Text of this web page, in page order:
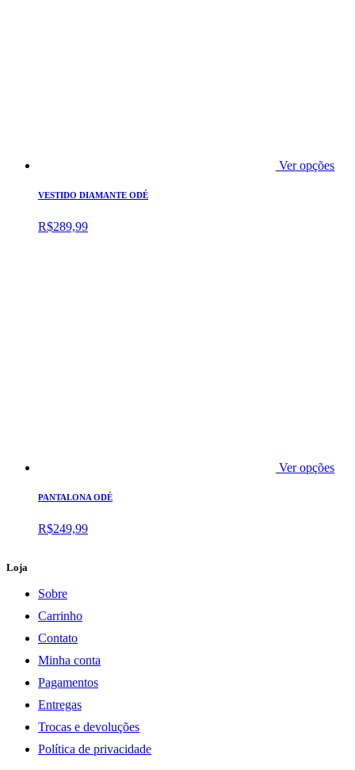
Ver opções
VESTIDO DIAMANTE ODÉ
R$289,99
Ver opções
PANTALONA ODÉ
R$249,99
Loja
Sobre
Carrinho
Contato
Minha conta
Pagamentos
Entregas
Trocas e devoluções
Política de privacidade